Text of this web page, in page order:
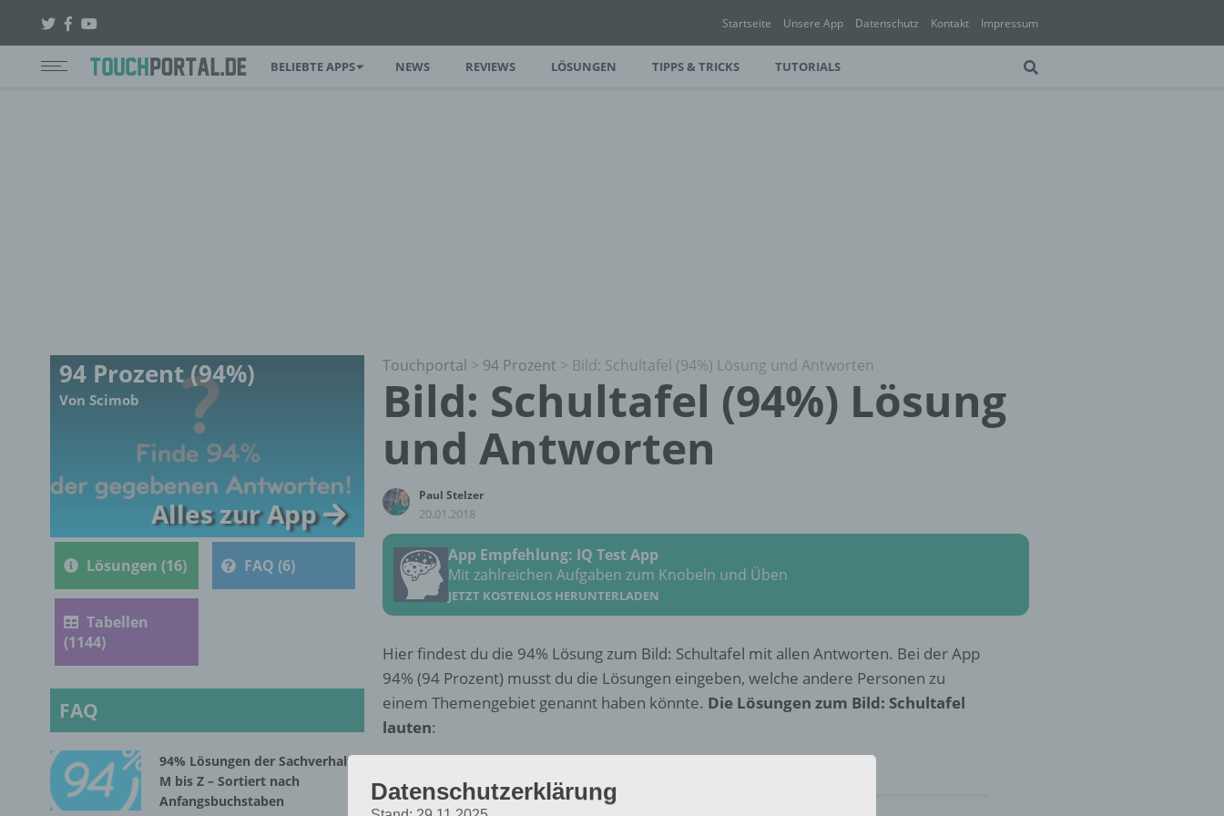
Startseite Unsere App Datenschutz Kontakt Impressum
BELIEBTE APPS NEWS REVIEWS LÖSUNGEN TIPPS & TRICKS TUTORIALS
Touchportal > 94 Prozent > Bild: Schultafel (94%) Lösung und Antworten
Bild: Schultafel (94%) Lösung
und Antworten
Paul Stelzer
20.01.2018
App Empfehlung: IQ Test App
Mit zahlreichen Aufgaben zum Knobeln und Üben
JETZT KOSTENLOS HERUNTERLADEN
Hier findest du die 94% Lösung zum Bild: Schultafel mit allen Antworten. Bei der App
94% (94 Prozent) musst du die Lösungen eingeben, welche andere Personen zu
einem Themengebiet genannt haben könnte. Die Lösungen zum Bild: Schultafel
lauten:
94 Prozent (94%)
Von Scimob
Alles zur App
Lösungen (16) FAQ (6)
Tabellen
(1144)
FAQ
94% Lösungen der Sachverhalte
M bis Z – Sortiert nach
Anfangsbuchstaben
Datenschutzerklärung